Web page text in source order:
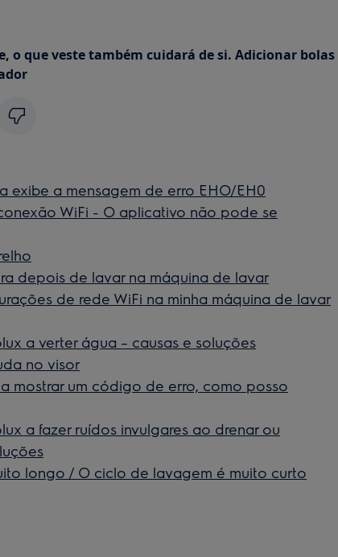
o que veste também cuidará de si. Adicionar bolas
exibe a mensagem de erro EHO/EH0
WiFi - O aplicativo não pode se
depois de lavar na máquina de lavar
de rede WiFi na minha máquina de lavar
a verter água – causas e soluções
no visor
mostrar um código de erro, como posso
a fazer ruídos invulgares ao drenar ou
longo / O ciclo de lavagem é muito curto